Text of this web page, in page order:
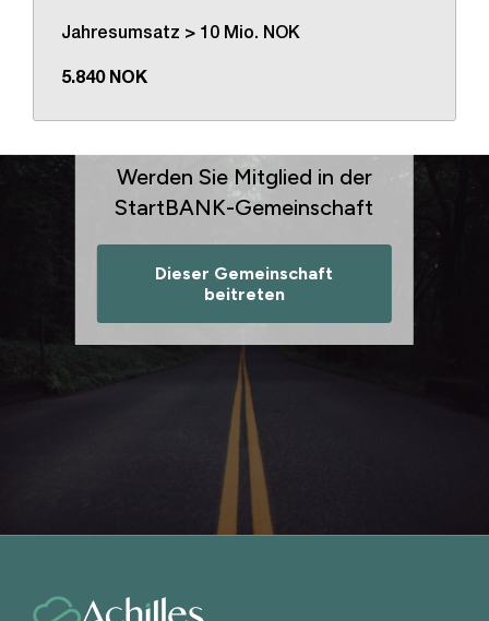
Jahresumsatz > 10 Mio. NOK
5.840 NOK
Werden Sie Mitglied in der
StartBANK-Gemeinschaft
Dieser Gemeinschaft
beitreten